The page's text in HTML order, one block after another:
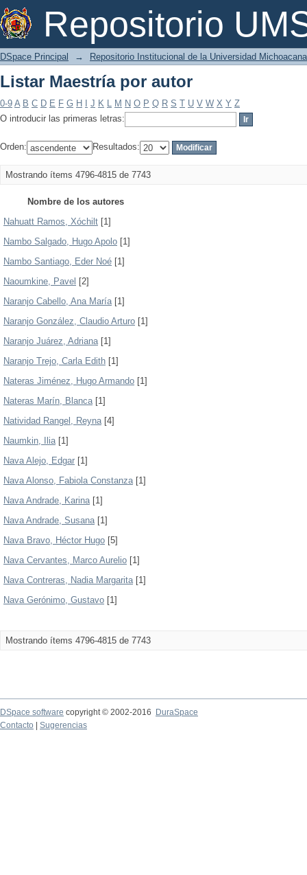
Repositorio
Listar Maestría por autor
DSpace Principal → Repositorio Institucional de la Universidad
Listar Maestría por autor
0-9 A B C D E F G H J K L M N O P Q R S T U V W X Y Z
O introducir las primeras letras:
Orden: Resultados:
Mostrando ítems 4796-4815 de 7743
Nombre de los autores
Nahuatt Ramos, Xóchilt [1]
Nambo Salgado, Hugo Apolo [1]
Nambo Santiago, Eder Noé [1]
Naoumkine, Pavel [2]
Naranjo Cabello, Ana María[1]
Naranjo González, Claudio Arturo [1]
Naranjo Juárez, Adriana[1]
Naranjo Trejo, Carla Edith [1]
Nateras Jiménez, Hugo Armando [1]
Nateras Marín, Blanca[1]
Natividad Rangel, Reyna[4]
Naumkin, Ilia[1]
Nava Alejo, Edgar [1]
Nava Alonso, Fabiola Constanza[1]
Nava Andrade, Karina[1]
Nava Andrade, Susana[1]
Nava Bravo, Héctor Hugo [5]
Nava Cervantes, Marco Aurelio [1]
Nava Contreras, Nadia Margarita[1]
Nava Gerónimo, Gustavo [1]
Mostrando ítems 4796-4815 de 7743
DSpace software copyright © 2002-2016
DuraSpace
Contacto
Sugerencias